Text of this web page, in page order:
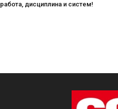
работа, дисциплина и систем!